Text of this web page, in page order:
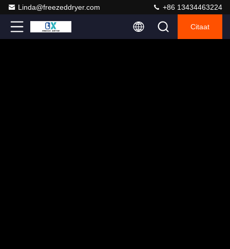
Linda@freezeddryer.com +86 13434463224
Citaat